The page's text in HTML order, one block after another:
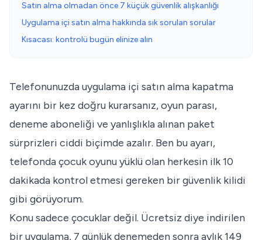
Satın alma olmadan önce 7 küçük güvenlik alışkanlığı
Uygulama içi satın alma hakkında sık sorulan sorular
Kısacası: kontrolü bugün elinize alın
Telefonunuzda uygulama içi satın alma kapatma
ayarını bir kez doğru kurarsanız, oyun parası,
deneme aboneliği ve yanlışlıkla alınan paket
sürprizleri ciddi biçimde azalır. Ben bu ayarı,
telefonda çocuk oyunu yüklü olan herkesin ilk 10
dakikada kontrol etmesi gereken bir güvenlik kilidi
gibi görüyorum.
Konu sadece çocuklar değil. Ücretsiz diye indirilen
bir uygulama, 7 günlük denemeden sonra aylık 149